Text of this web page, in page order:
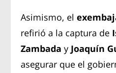
Asimismo, el
refirió a la captura de
Zambaday Joaquín
asegurar que el